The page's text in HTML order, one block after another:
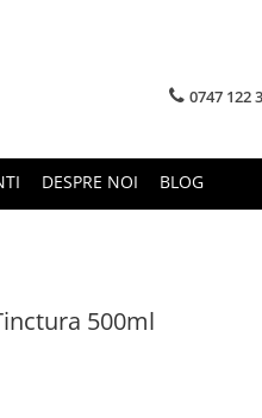
0747 122
DESPRE NOI BLOG
500ml